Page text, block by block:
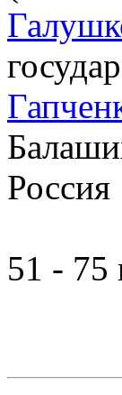
Россия
51 - 75